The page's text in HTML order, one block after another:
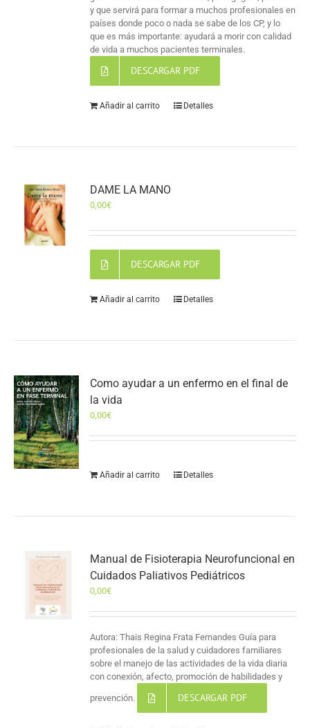
y que servirá para formar a muchos profesionales en
países donde poco o nada se sabe de los CP, y lo
que es más importante: ayudará a morir con calidad
de vida a muchos pacientes terminales.
DESCARGAR PDF
Añadir al carrito Detalles
DAME LA MANO
0,00€
DESCARGAR PDF
Añadir al carrito Detalles
Como ayudar a un enfermo en el final de
la vida
0,00€
Añadir al carrito Detalles
Manual de Fisioterapia Neurofuncional en
Cuidados Paliativos Pediátricos
0,00€
Autora: Thais Regina Frata Fernandes Guía para
profesionales de la salud y cuidadores familiares
sobre el manejo de las actividades de la vida diaria
con conexión, afecto, promoción de habilidades y
prevención. DESCARGAR PDF